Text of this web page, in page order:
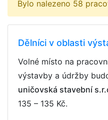
Bylo nalezeno 58
Dělníci v oblasti
Volné místo na
výstavby a údržby
uničovská stavební
135 – 135 Kč.